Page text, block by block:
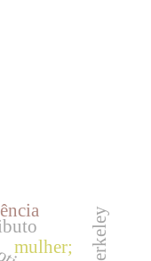
mulher;